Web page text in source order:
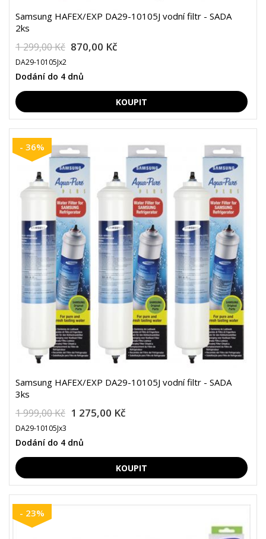
Samsung HAFEX/EXP DA29-10105J vodní filtr - SADA
2ks
1 299,00 Kč 870,00 Kč
DA29-10105Jx2
Dodání do 4 dnů
- 36%
Samsung HAFEX/EXP DA29-10105J vodní filtr - SADA
3ks
1 999,00 Kč 1 275,00 Kč
DA29-10105Jx3
Dodání do 4 dnů
- 23%